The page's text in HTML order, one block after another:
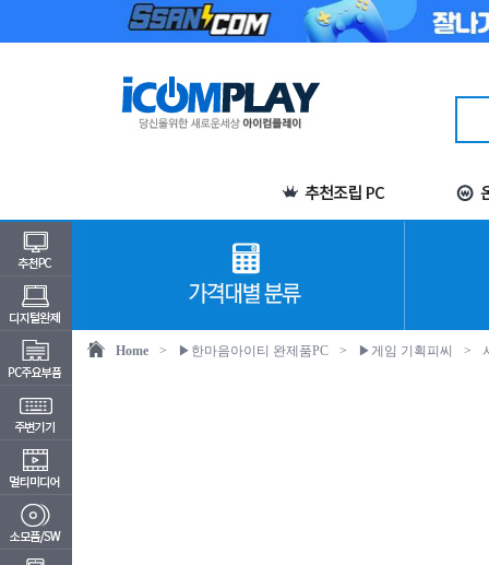
Home > ▶한마음아이티 완제품PC > ▶게임 기획피씨 >